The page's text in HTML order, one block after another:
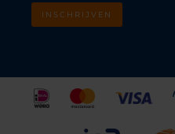
INSCHRIJVEN